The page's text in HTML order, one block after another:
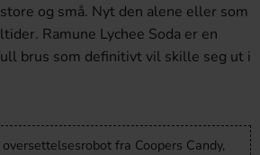
og små. Nyt den alene eller som
Ramune Lychee Soda er en
brus som definitivt vil skille seg ut i
oversettelsesrobot fra Coopers Candy,